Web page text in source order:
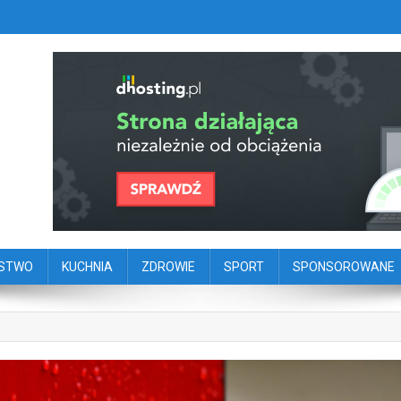
portal dziennikarstwa
KUCHNIA ZDROWIE SPORT SPONSOROWANE